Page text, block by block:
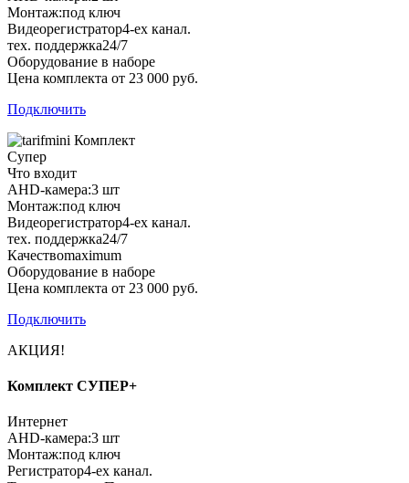
Монтаж:под ключ
Видеорегистратор4-ех канал.
тех. поддержка24/7
Оборудование в наборе
Цена комплекта от 23 000 руб.
Подключить
Комплект
Супер
Что входит
AHD-камера:3 шт
Монтаж:под ключ
Видеорегистратор4-ех канал.
тех. поддержка24/7
Качествоmaximum
Оборудование в наборе
Цена комплекта от 23 000 руб.
Подключить
АКЦИЯ!
Комплект СУПЕР+
Интернет
AHD-камера:3 шт
Монтаж:под ключ
Регистратор4-ех канал.